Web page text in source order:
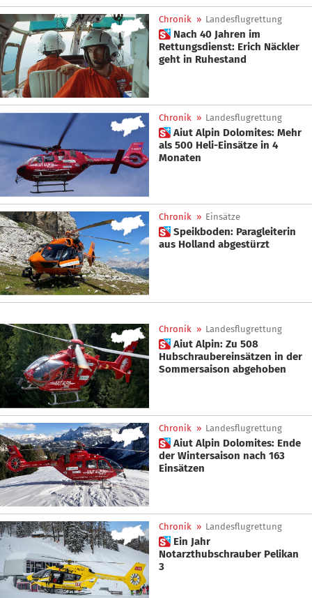
Chronik » Landesflugrettung
 Nach 40 Jahren im
Rettungsdienst: Erich Näckler
geht in Ruhestand
Chronik » Landesflugrettung
 Aiut Alpin Dolomites: Mehr
als 500 Heli-Einsätze in 4
Monaten
Chronik » Einsätze
 Speikboden: Paragleiterin
aus Holland abgestürzt
Chronik » Landesflugrettung
 Aiut Alpin: Zu 508
Hubschraubereinsätzen in der
Sommersaison abgehoben
Chronik » Landesflugrettung
 Aiut Alpin Dolomites: Ende
der Wintersaison nach 163
Einsätzen
Chronik » Landesflugrettung
 Ein Jahr
Notarzthubschrauber Pelikan
3